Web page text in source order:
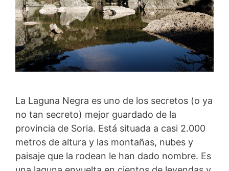
La Laguna Negra es uno de los secretos (o ya
no tan secreto) mejor guardado de la
provincia de Soria. Está situada a casi 2.000
metros de altura y las montañas, nubes y
paisaje que la rodean le han dado nombre. Es